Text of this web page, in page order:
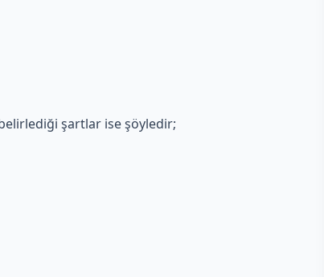
şartlar ise şöyledir;